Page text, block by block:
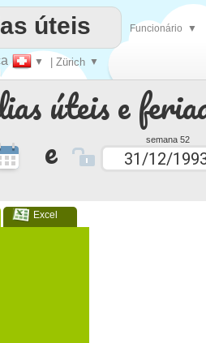
úteis e
e semana 52
Excel
▼ | Zürich ▼
úteis Funcionário ▼